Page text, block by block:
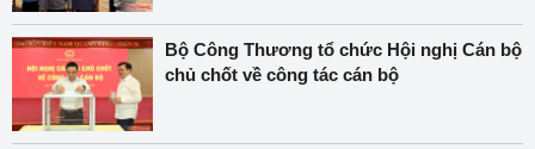
Bộ Công Thương tổ chức Hội nghị Cán bộ
chủ chốt về công tác cán bộ